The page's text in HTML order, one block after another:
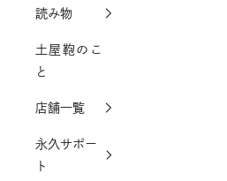
読み物
土屋鞄のこ
と
店舗一覧
永久サポー
ト